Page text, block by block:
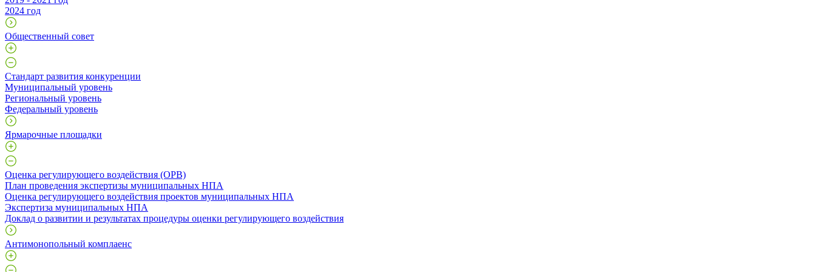
2024 год
Общественный совет
Стандарт развития конкуренции
Муниципальный уровень
Региональный уровень
Федеральный уровень
Ярмарочные площадки
Оценка регулирующего воздействия (ОРВ)
План проведения экспертизы муниципальных НПА
Оценка регулирующего воздействия проектов муниципальных НПА
Экспертиза муниципальных НПА
Доклад о развитии и результатах процедуры оценки регулирующего воздействия
Антимонопольный комплаенс